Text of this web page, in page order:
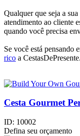
Qualquer que seja a
atendimento ao cliente
quando você precisa
Se você está pensando
rico a
Cesta Gourmet
ID: 10002
Defina seu orçamento